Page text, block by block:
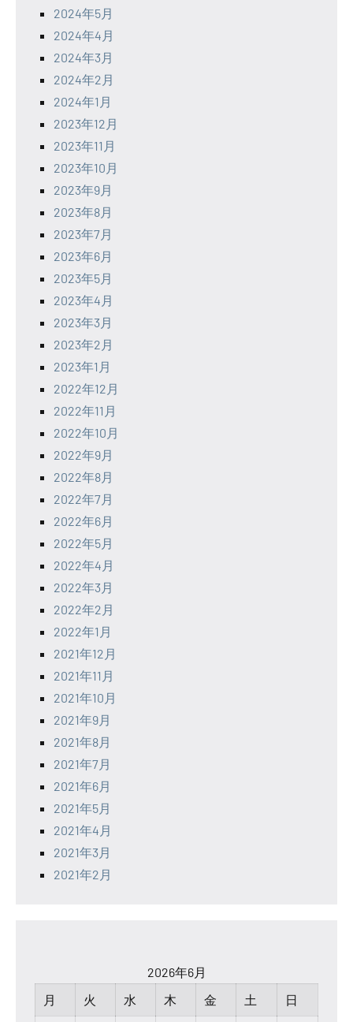
2024年5月
2024年4月
2024年3月
2024年2月
2024年1月
2023年12月
2023年11月
2023年10月
2023年9月
2023年8月
2023年7月
2023年6月
2023年5月
2023年4月
2023年3月
2023年2月
2023年1月
2022年12月
2022年11月
2022年10月
2022年9月
2022年8月
2022年7月
2022年6月
2022年5月
2022年4月
2022年3月
2022年2月
2022年1月
2021年12月
2021年11月
2021年10月
2021年9月
2021年8月
2021年7月
2021年6月
2021年5月
2021年4月
2021年3月
2021年2月
2026年6月
月
火 水 木 金 土 日